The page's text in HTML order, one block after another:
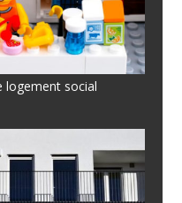
logement social